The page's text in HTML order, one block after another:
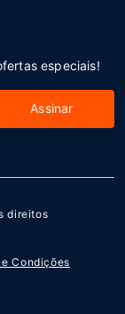
especiais!
Assinar
direitos
e Condições